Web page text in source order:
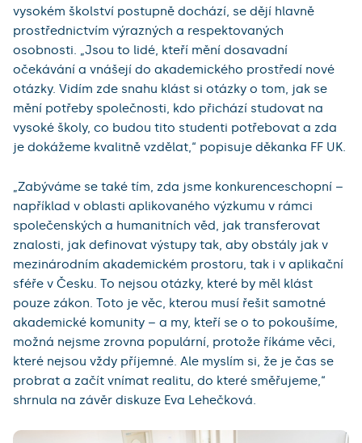
vysokém školství postupně dochází, se dějí hlavně
prostřednictvím výrazných a respektovaných
osobnosti. „Jsou to lidé, kteří mění dosavadní
očekávání a vnášejí do akademického prostředí nové
otázky. Vidím zde snahu klást si otázky o tom, jak se
mění potřeby společnosti, kdo přichází studovat na
vysoké školy, co budou tito studenti potřebovat a zda
je dokážeme kvalitně vzdělat,“ popisuje děkanka FF UK.
„Zabýváme se také tím, zda jsme konkurenceschopní –
například v oblasti aplikovaného výzkumu v rámci
společenských a humanitních věd, jak transferovat
znalosti, jak definovat výstupy tak, aby obstály jak v
mezinárodním akademickém prostoru, tak i v aplikační
sféře v Česku. To nejsou otázky, které by měl klást
pouze zákon. Toto je věc, kterou musí řešit samotné
akademické komunity – a my, kteří se o to pokoušíme,
možná nejsme zrovna populární, protože říkáme věci,
které nejsou vždy příjemné. Ale myslím si, že je čas se
probrat a začít vnímat realitu, do které směřujeme,“
shrnula na závěr diskuze Eva Lehečková.